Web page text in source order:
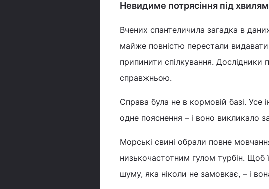
Невидиме потрясіння під
Вчених спантеличила загадка в
майже повністю перестали
припинити спілкування.
справжньою.
Справа була не в кормовій базі.
одне пояснення – і воно викликало
Морські свині обрали повне
низькочастотним гулом турбін. Щоб
шуму, яка ніколи не замовкає, – і